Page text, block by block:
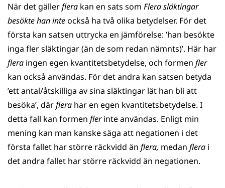
När det gällerflera kan en sats som Flera släktingar
besökte han inteockså ha två olika betydelser. För det
första kan satsen uttrycka en jämförelse: ’han besökte
inga fler släktingar (än de som redan nämnts)’. Här har
flera ingen egen kvantitetsbetydelse, och formen fler
kan också användas. För det andra kan satsen betyda
’ett antal/åtskilliga av sina släktingar lät han bli att
besöka’, därflera har en egen kvantitetsbetydelse. I
detta fall kan formen flerinte användas. Enligt min
mening kan man kanske säga att negationen i det
första fallet har större räckvidd än flera, medan flera i
det andra fallet har större räckvidd än negationen.